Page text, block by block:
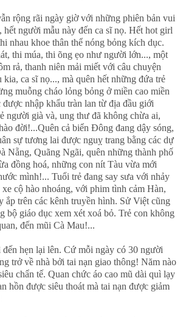
rộng rãi ngày giờ với những phiên bản vui
hết người mẫu này đến ca sĩ nọ. Hết hot girl
nhau khoe thân thể nóng bỏng kích dục.
thi múa, thi õng ẹo như người lớn..., một
rả, thanh niên mải miết với câu chuyện
kia, ca sĩ nọ..., mà quên hết những đứa trẻ
muỗng cháo lỏng bỏng ở miền cao miền
được nhập khẩu tràn lan từ địa đầu giới
người già và, ung thư đã không chừa ai,
đời!...Quên cả biển Đông đang dậy sóng,
sự tương lai được nguỵ trang bằng các dự
Nẵng, Quãng Ngãi, quên những thành phố
đồng hoá, những con nít Tàu vừa mới
mình!... Tuổi trẻ đang say sưa với nhảy
cộ hào nhoáng, với phim tình cảm Hàn,
ắp trên các kênh truyền hình. Sử Việt cũng
bộ giáo dục xem xét xoá bỏ. Trẻ con không
đến mũi Cà Mau!...
hẹn lại lên. Cứ mỗi ngày có 30 người
trở về nhà bởi tai nạn giao thông! Năm nào
chẩn tế. Quan chức áo cao mũ dài quì lạy
hồn được siêu thoát mà tai nạn được giảm